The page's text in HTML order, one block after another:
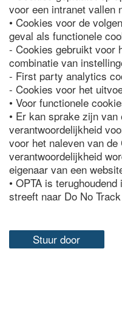
voor een intranet vallen
• Cookies voor de
geval als functionele
- Cookies gebruikt voor
combinatie van
- First party analytics
- Cookies voor het
• Voor functionele
• Er kan sprake zijn van
verantwoordelijkheid
voor het naleven van
verantwoordelijkheid
eigenaar van een
• OPTA is
streeft naar Do No
Stuur door